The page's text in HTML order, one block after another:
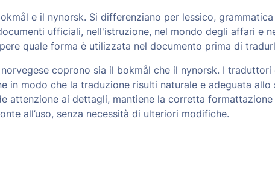
e il nynorsk. Si differenziano per lessico,
ufficiali, nell'istruzione, nel mondo degli affari e
quale forma è utilizzata nel documento prima di
coprono sia il bokmål che il nynorsk. I traduttori
in modo che la traduzione risulti naturale e adeguata allo
attenzione ai dettagli, mantiene la corretta
all’uso, senza necessità di ulteriori modifiche.